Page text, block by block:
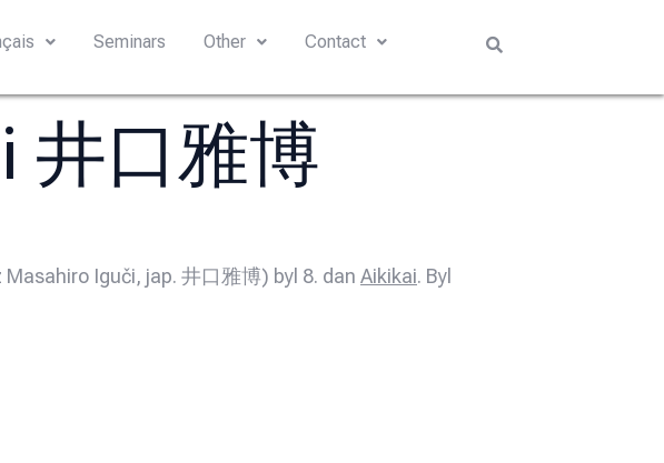
Seminars Other Contact
井口雅博
Iguči, jap. 井口雅博) byl 8. dan Aikikai. Byl